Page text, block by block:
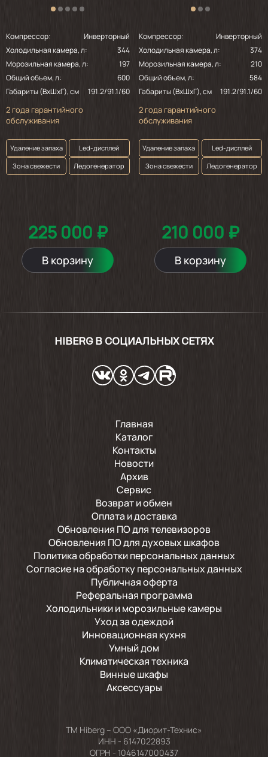
внутри всё такое маленькое. Если б
таким габаритам.
Компрессор:
Инверторный
Холодильная камера, л:
344
Морозильная камера, л:
197
Общий объем, л:
600
Габариты (ВхШхГ), см
191.2/91.1/60
2 года гарантийного
обслуживания
Удаление запаха
Led-дисплей
Зона свежести
Ледогенератор
225 000 ₽
В корзину
Компрессор:
Инверторный
Холодильная камера, л:
374
Морозильная камера, л:
210
Общий объем, л:
584
Габариты (ВхШхГ), см
191.2/91.1/60
2 года гарантийного
обслуживания
Удаление запаха
Led-дисплей
Зона свежести
Ледогенератор
210 000 ₽
В корзину
HIBERG В СОЦИАЛЬНЫХ СЕТЯХ
Главная
Каталог
Контакты
Новости
Архив
Сервис
Возврат и обмен
Оплата и доставка
Обновления ПО для телевизоров
Обновления ПО для духовых шкафов
Политика обработки персональных данных
Согласие на обработку персональных данных
Публичная оферта
Реферальная программа
Холодильники и морозильные камеры
Уход за одеждой
Инновационная кухня
Умный дом
Климатическая техника
Винные шкафы
Аксессуары
TM Hiberg – ООО «Диорит-Технис»
ИНН - 6147022893
ОГРН - 1046147000437